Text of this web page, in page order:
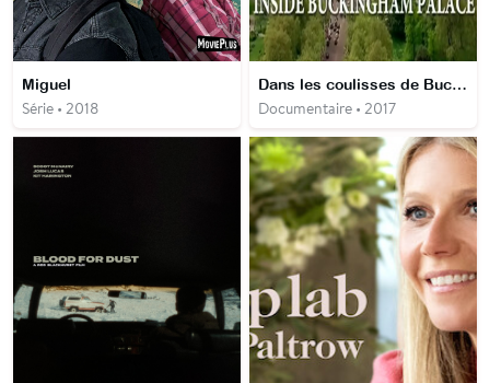
Miguel
Série • 2018
Dans les coulisses de Buckingham
Documentaire • 2017